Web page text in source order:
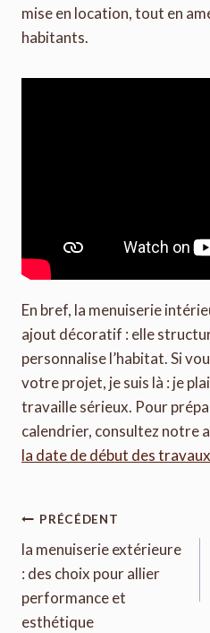
mise en location, tout en
habitants.
En bref, la menuiserie
ajout décoratif : elle
personnalise l’habitat. Si
votre projet, je suis là : je
travaille sérieux. Pour
calendrier, consultez notre
la date de début des travaux
Navigation
de
l’article
PRÉCÉDENT
la menuiserie extérieure
: des choix pour allier
performance et
esthétique